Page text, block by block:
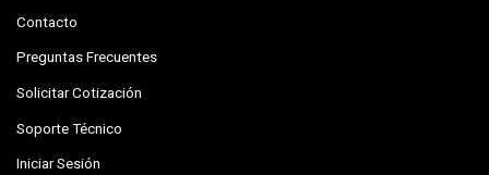
Contacto
Preguntas Frecuentes
Solicitar Cotización
Soporte Técnico
Iniciar Sesión